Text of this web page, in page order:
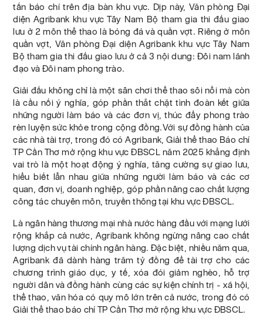
tấn báo chí trên địa bàn khu vực. Dịp này, Văn phòng Đại
diện Agribank khu vực Tây Nam Bộ tham gia thi đấu giao
lưu ở 2 môn thể thao là bóng đá và quần vợt. Riêng ở môn
quần vợt, Văn phòng Đại diện Agribank khu vực Tây Nam
Bộ tham gia thi đấu giao lưu ở cả 3 nội dung: Đôi nam lãnh
đạo và Đôi nam phong trào.
Giải đấu không chỉ là một sân chơi thể thao sôi nổi mà còn
là cầu nối ý nghĩa, góp phần thắt chặt tình đoàn kết giữa
những người làm báo và các đơn vị, thúc đẩy phong trào
rèn luyện sức khỏe trong cộng đồng.Với sự đồng hành của
các nhà tài trợ, trong đó có Agribank, Giải thể thao Báo chí
TP Cần Thơ mở rộng khu vực ĐBSCL năm 2025 khẳng định
vai trò là một hoạt động ý nghĩa, tăng cường sự giao lưu,
hiểu biết lẫn nhau giữa những người làm báo và các cơ
quan, đơn vị, doanh nghiệp, góp phần nâng cao chất lượng
công tác chuyên môn, truyền thông tại khu vực ĐBSCL.
Là ngân hàng thương mại nhà nước hàng đầu với mạng lưới
rộng khắp cả nước, Agribank không ngừng nâng cao chất
lượng dịch vụ tài chính ngân hàng. Đặc biệt, nhiều năm qua,
Agribank đã dành hàng trăm tỷ đồng để tài trợ cho các
chương trình giáo dục, y tế, xóa đói giảm nghèo, hỗ trợ
người dân và đồng hành cùng các sự kiện chính trị - xã hội,
thể thao, văn hóa có quy mô lớn trên cả nước, trong đó có
Giải thể thao báo chí TP Cần Thơ mở rộng khu vực ĐBSCL.